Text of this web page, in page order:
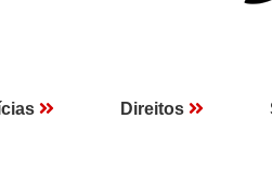
Direitos